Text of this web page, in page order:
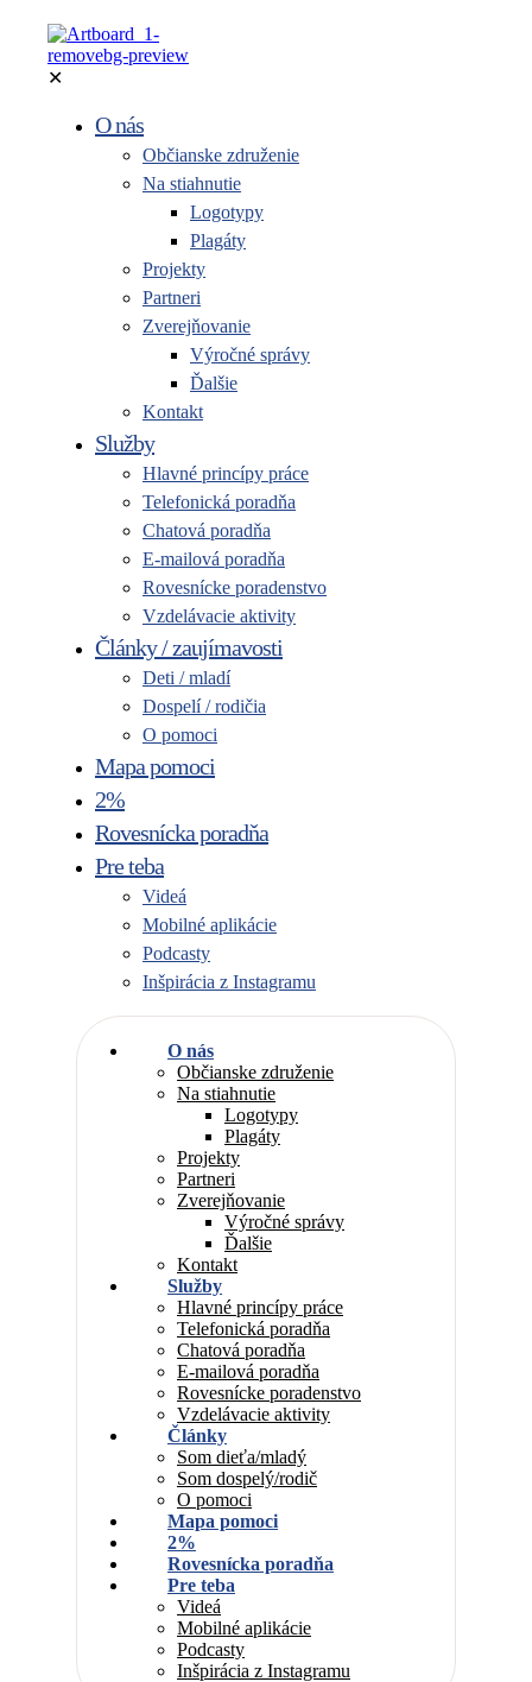
✕
O nás
Občianske združenie
Na stiahnutie
Logotypy
Plagáty
Projekty
Partneri
Zverejňovanie
Výročné správy
Ďalšie
Kontakt
Služby
Hlavné princípy práce
Telefonická poradňa
Chatová poradňa
E-mailová poradňa
Rovesnícke poradenstvo
Vzdelávacie aktivity
Články / zaujímavosti
Deti / mladí
Dospelí / rodičia
O pomoci
Mapa pomoci
2%
Rovesnícka poradňa
Pre teba
Videá
Mobilné aplikácie
Podcasty
Inšpirácia z Instagramu
O nás
Občianske združenie
Na stiahnutie
Logotypy
Plagáty
Projekty
Partneri
Zverejňovanie
Výročné správy
Ďalšie
Kontakt
Služby
Hlavné princípy práce
Telefonická poradňa
Chatová poradňa
E-mailová poradňa
Rovesnícke poradenstvo
Vzdelávacie aktivity
Články
Som dieťa/mladý
Som dospelý/rodič
O pomoci
Mapa pomoci
2%
Rovesnícka poradňa
Pre teba
Videá
Mobilné aplikácie
Podcasty
Inšpirácia z Instagramu